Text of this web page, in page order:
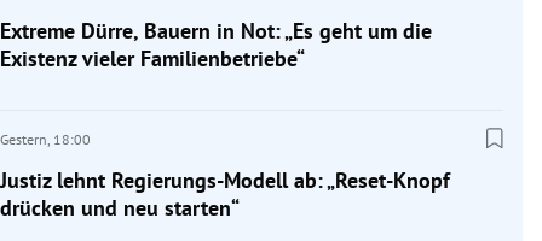
Extreme Dürre, Bauern in Not: „Es geht um die
Existenz vieler Familienbetriebe“
Gestern, 18:00
Justiz lehnt Regierungs-Modell ab: „Reset-Knopf
drücken und neu starten“